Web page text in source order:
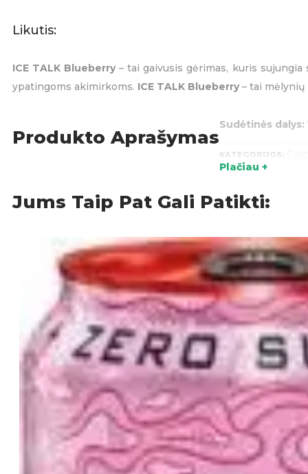
Likutis:
ICE TALK Blueberry– tai gaivusis gėrimas, kuris
ypatingoms akimirkoms. ICE TALK Blueberry– tai mėlynių
Produkto Aprašymas
Sudėtinės dalys:
KATEGORIJOS:
Plačiau +
Jums Taip Pat Gali Patikti: